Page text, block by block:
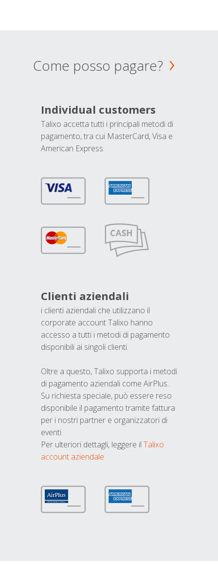
Come posso pagare?
Individual customers
Talixo accetta tutti i principali metodi di
pagamento, tra cui MasterCard, Visa e
American Express.
Clienti aziendali
i clienti aziendali che utilizzano il
corporate account Talixo hanno
accesso a tutti i metodi di pagamento
disponibili ai singoli clienti.
Oltre a questo, Talixo supporta i metodi
di pagamento aziendali come AirPlus.
Su richiesta speciale, può essere reso
disponibile il pagamento tramite fattura
per i nostri partner e organizzatori di
eventi.
Per ulteriori dettagli, leggere il Talixo
account aziendale